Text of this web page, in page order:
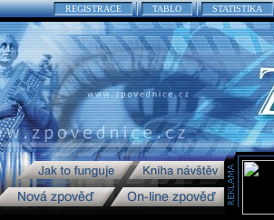
REGISTRACE TABLO STATISTIKA